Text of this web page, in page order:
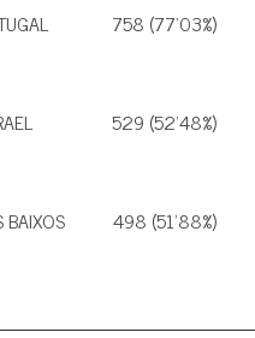
758 (77'03%)
529 (52'48%)
BAIXOS 498 (51'88%)